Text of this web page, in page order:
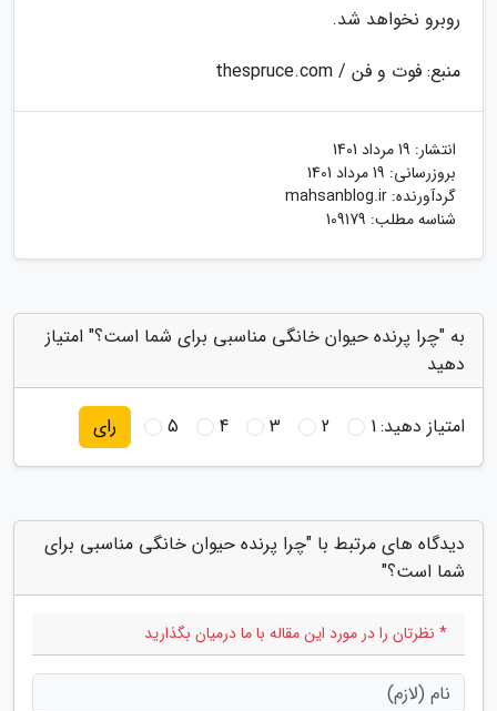
روبرو نخواهد شد.
منبع: فوت و فن / thespruce.com
انتشار: 19 مرداد 1401
بروزرسانی: 19 مرداد 1401
گردآورنده: mahsanblog.ir
شناسه مطلب: 109179
به "چرا پرنده حیوان خانگی مناسبی برای شما است؟" امتیاز
دهید
امتیاز دهید:1
2
3
4
5 رای
دیدگاه های مرتبط با "چرا پرنده حیوان خانگی مناسبی برای
شما است؟"
* نظرتان را در مورد این مقاله با ما درمیان بگذارید